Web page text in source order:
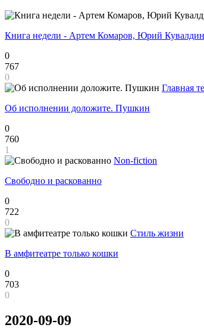
Книга недели - Артем Комаров, Юрий
0
767
0
Главная
Об исполнении доложите. Пушкин
0
760
1
Non-fiction
Свободно и раскованно
0
722
0
Стиль жизни
В амфитеатре только кошки
0
703
0
2020-09-09